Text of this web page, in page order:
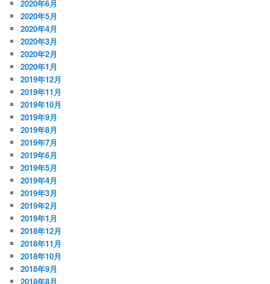
2020年6月
2020年5月
2020年4月
2020年3月
2020年2月
2020年1月
2019年12月
2019年11月
2019年10月
2019年9月
2019年8月
2019年7月
2019年6月
2019年5月
2019年4月
2019年3月
2019年2月
2019年1月
2018年12月
2018年11月
2018年10月
2018年9月
2018年8月